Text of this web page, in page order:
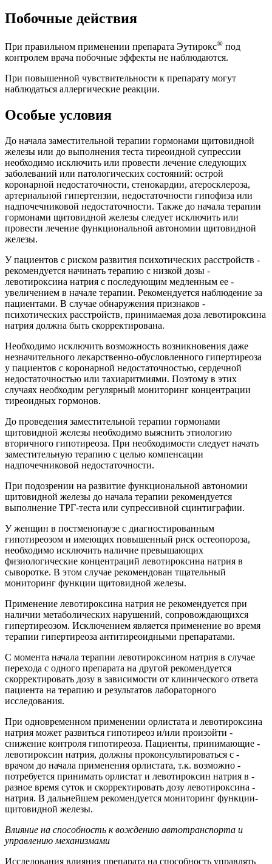
Побочные действия
При правильном применении препарата Эутирокс® под
контролем врача побочные эффекты не наблюдаются.
При повышенной чувствительности к препарату могут
наблюдаться аллергические реакции.
Особые условия
До начала заместительной терапии гормонами щитовидной
железы или до выполнения теста тиреоидной супрессии
необходимо исключить или провести лечение следующих
заболеваний или патологических состояний: острой
коронарной недостаточности, стенокардии, атеросклероза,
артериальной гипертензии, недостаточности гипофиза или
надпочечниковой недостаточности. Также до начала терапии
гормонами щитовидной железы следует исключить или
провести лечение функциональной автономии щитовидной
железы.
У ­пациентов ­с ­риском ­развития ­психотических ­расстройств ­
рекомендуется ­начинать ­терапию­ с ­низкой ­дозы ­
левотироксина натрия­ с ­последующим ­медленным­ ее ­
увеличением ­в ­начале ­терапии. ­Рекомендуется ­наблюдение ­за
­пациентами. ­В ­случае обнаружения ­признаков ­
психотических ­расстройств, ­принимаемая ­доза ­левотироксина
­натрия­ должна ­быть скорректирована.
Необходимо исключить возможность возникновения даже
незначительного лекарственно-обусловленного гипертиреоза
у пациентов с коронарной недостаточностью, сердечной
недостаточностью или тахиаритмиями. Поэтому в этих
случаях необходим регулярный мониторинг концентрации
тиреоидных гормонов.
До проведения заместительной терапии гормонами
щитовидной железы необходимо выяснить этиологию
вторичного гипотиреоза. При необходимости следует начать
заместительную терапию с целью компенсации
надпочечниковой недостаточности.
При подозрении на развитие функциональной автономии
щитовидной железы до начала терапии рекомендуется
выполнение ТРГ-теста или супрессивной сцинтиграфии.
У женщин в постменопаузе с диагностированным
гипотиреозом и имеющих повышенный риск остеопороза,
необходимо исключить наличие превышающих
физиологические концентраций левотироксина натрия в
сыворотке. В этом случае рекомендован тщательный
мониторинг функции щитовидной железы.
Применение левотироксина натрия не рекомендуется при
наличии метаболических нарушений, сопровождающихся
гипертиреозом. Исключением является применение во время
терапии гипертиреоза антитиреоидными препаратами.
С момента начала терапии левотироксином натрия в случае
перехода с одного препарата на другой рекомендуется
скорректировать дозу в зависимости от клинического ответа
пациента на терапию и результатов лабораторного
исследования.
При ­одновременном­ применении ­орлистата ­и ­левотироксина
­натрия­ может ­развиться ­гипотиреоз ­и/или ­произойти ­
снижение контроля ­гипотиреоза. ­Пациенты,­ принимающие ­
левотироксин ­натрия, ­должны ­проконсультироваться ­с ­
врачом­ до ­начала применения ­орлистата,­ т.­к. ­возможно ­
потребуется ­принимать­ орлистат­ и­ левотироксин ­натрия ­в ­
разное ­время­ суток и скорректировать ­дозу ­левотироксина ­
натрия. ­В ­дальнейшем­ рекомендуется ­мониторинг­ функции­
щитовидной­ железы.
Влияние на способность к вождению автотранспорта и
управлению механизмами
Исследования влияния препарата на способность управлять